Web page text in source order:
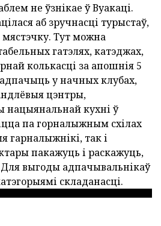
не ўзнікае ў Вуакаці.
аб зручнасці турыстаў,
мястэчку. Тут можна
гатэлях, катэджах,
колькасці за апошнія 5
у начных клубах,
цэнтры,
нацыянальнай кухні ў
па горналыжным схілах
гарналыжнікі, так і
пакажуць і раскажуць,
Для выгоды адпачывальнікаў
складанасці.